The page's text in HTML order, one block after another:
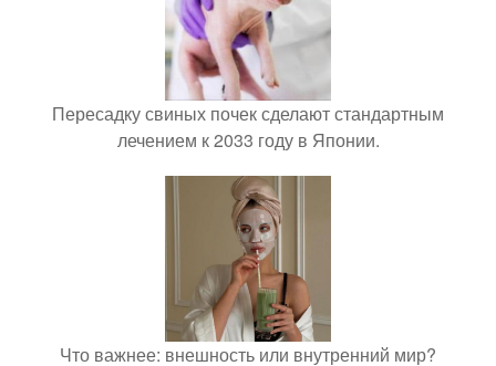
Пересадку свиных почек сделают стандартным
лечением к 2033 году в Японии.
Что важнее: внешность или внутренний мир?